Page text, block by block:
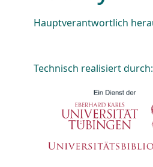
Hauptverantwortlich
Technisch realisiert durch: